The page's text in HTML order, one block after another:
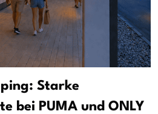
Starke
bei PUMA und ONLY